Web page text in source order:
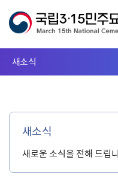
새소식
새소식
새로운 소식을 전해 드립